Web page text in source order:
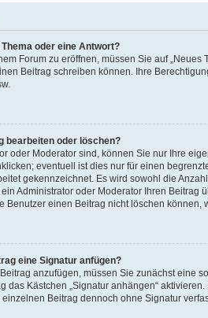
oder eine Antwort?
Forum zu eröffnen, müssen Sie auf
Beitrag schreiben können. Ihre
bearbeiten oder löschen?
oder Moderator sind, können Sie nur Ihre
eventuell ist dies nur für einen
gekennzeichnet. Es wird sowohl die
Administrator oder Moderator Ihren
Benutzer einen Beitrag nicht löschen können,
eine Signatur anfügen?
anzufügen, müssen Sie zunächst eine
das Kästchen „Signatur anhängen“
Beitrag dennoch ohne Signatur